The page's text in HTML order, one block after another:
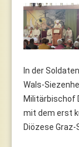
In der
Wals-
Militärbischof
mit dem erst
Diözese Graz-